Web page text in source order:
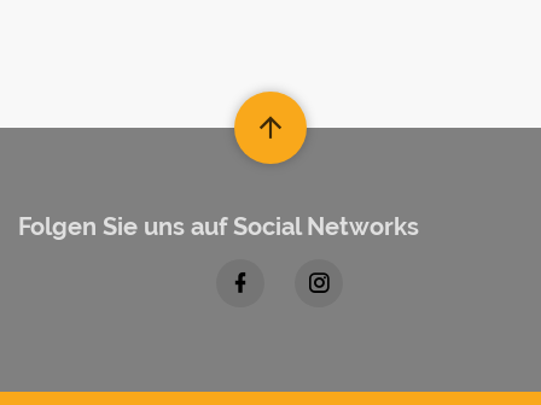
Folgen Sie uns auf Social Networks